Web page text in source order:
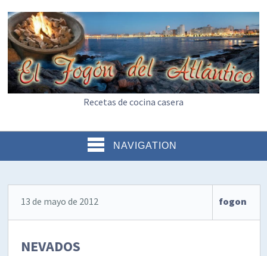
Recetas de cocina casera
NAVIGATION
13 de mayo de 2012 fogon
NEVADOS